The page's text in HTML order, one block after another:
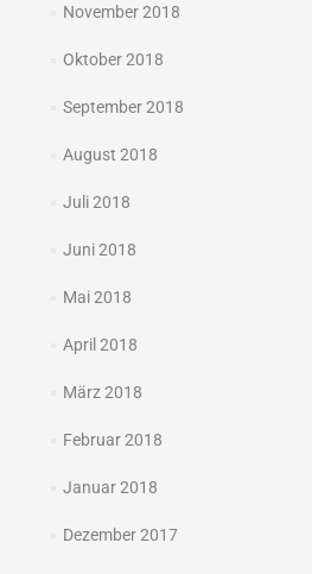
November 2018
Oktober 2018
September 2018
August 2018
Juli 2018
Juni 2018
Mai 2018
April 2018
März 2018
Februar 2018
Januar 2018
Dezember 2017